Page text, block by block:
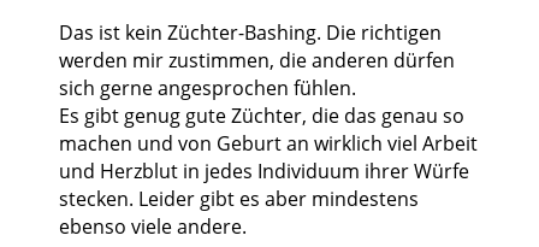
Das ist kein Züchter-Bashing. Die richtigen
werden mir zustimmen, die anderen dürfen
sich gerne angesprochen fühlen.
Es gibt genug gute Züchter, die das genau so
machen und von Geburt an wirklich viel Arbeit
und Herzblut in jedes Individuum ihrer Würfe
stecken. Leider gibt es aber mindestens
ebenso viele andere.